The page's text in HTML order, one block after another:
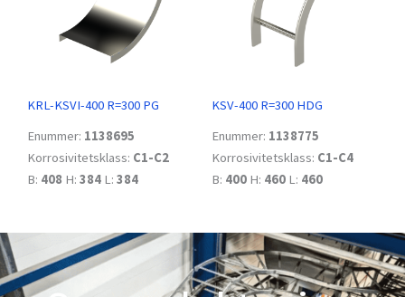
KRL-KSVI-400 R=300 PG
Enummer: 1138695
Korrosivitetsklass: C1-C2
B: 408 H: 384 L: 384
KSV-400 R=300 HDG
Enummer: 1138775
Korrosivitetsklass: C1-C4
B: 400 H: 460 L: 460